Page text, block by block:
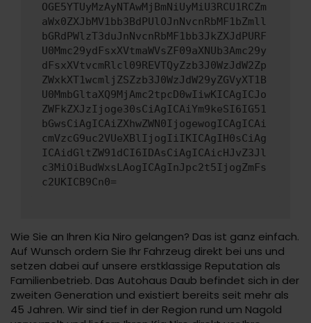
OGE5YTUyMzAyNTAwMjBmNiUyMiU3RCU1RCZm
aWx0ZXJbMV1bb3BdPUlOJnNvcnRbMF1bZmll
bGRdPWlzT3duJnNvcnRbMF1bb3JkZXJdPURF
U0Mmc29ydFsxXVtmaWVsZF09aXNUb3Amc29y
dFsxXVtvcmRlcl09REVTQyZzb3J0WzJdW2Zp
ZWxkXT1wcmljZSZzb3J0WzJdW29yZGVyXT1B
U0MmbGltaXQ9MjAmc2tpcD0wIiwKICAgICJo
ZWFkZXJzIjoge30sCiAgICAiYm9keSI6IG51
bGwsCiAgICAiZXhwZWN0IjogewogICAgICAi
cmVzcG9uc2VUeXBlIjogIiIKICAgIH0sCiAg
ICAidGltZW91dCI6IDAsCiAgICAicHJvZ3Jl
c3MiOiBudWxsLAogICAgInJpc2t5IjogZmFs
c2UKICB9Cn0=
Wie Sie an Ihren Kia Niro gelangen? Das ist ganz einfach.
Auf Wunsch ordern Sie Ihr Fahrzeug direkt bei uns und
setzen dabei auf unsere erstklassige Reputation als
Familienbetrieb. Das Autohaus Daub befindet sich in der
zweiten Generation und existiert bereits seit mehr als
45 Jahren. Wir sind tief in der Region rund um Nagold